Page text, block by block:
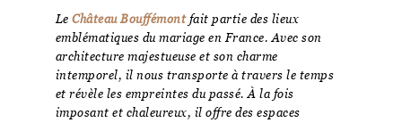
Le Château Bouffémontfait partie des lieux
emblématiques du mariage en France. Avec son
architecture majestueuse et son charme
intemporel, il nous transporte à travers le temps
et révèle les empreintes du passé. À la fois
imposant et chaleureux, il offre des espaces